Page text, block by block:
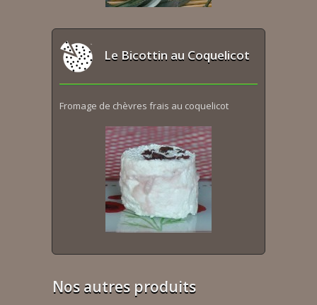
Le Bicottin au Coquelicot
Fromage de chèvres frais au coquelicot
Nos autres produits